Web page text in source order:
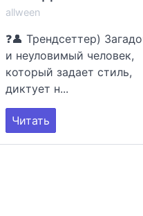
allween
❓👤 Трендсеттер)
и неуловимый человек,
который задает стиль,
диктует н...
Читать